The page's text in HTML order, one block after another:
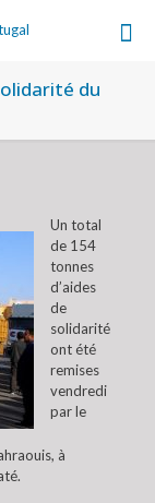
du
Un total
de 154
tonnes
d’aides
de
solidarité
ont été
remises
vendredi
par le
à